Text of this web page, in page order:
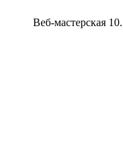
Веб-мастерская